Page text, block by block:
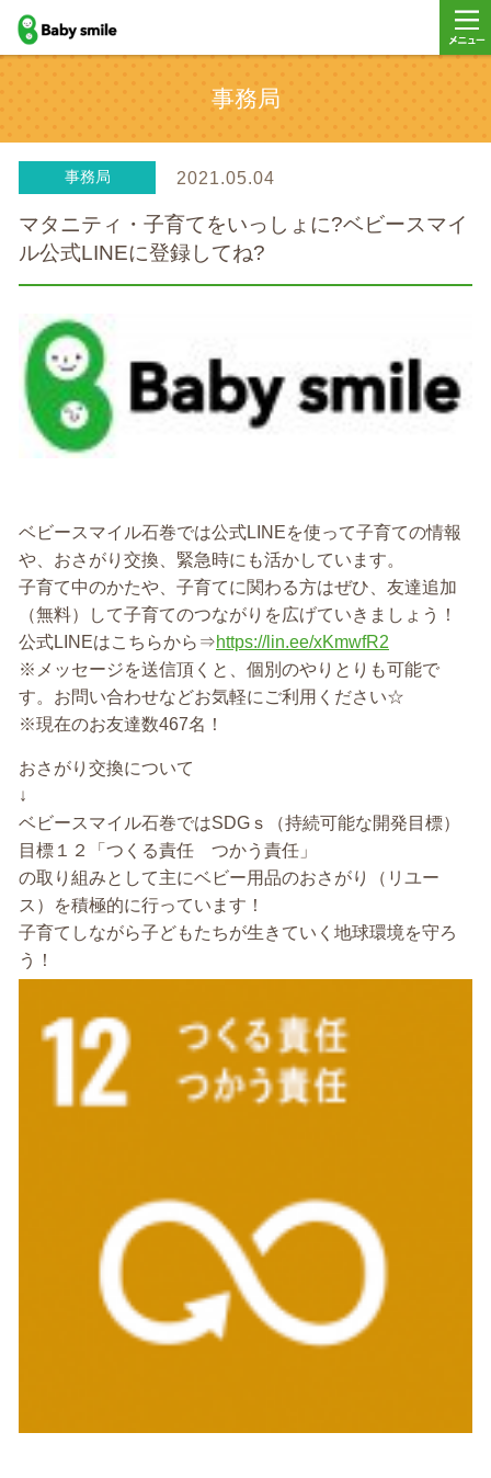
baby smile
事務局
事務局 2021.05.04
マタニティ・子育てをいっしょに?ベビースマイ
ル公式LINEに登録してね?
ベビースマイル石巻では公式LINEを使って子育ての情報
や、おさがり交換、緊急時にも活かしています。
子育て中のかたや、子育てに関わる方はぜひ、友達追加
（無料）して子育てのつながりを広げていきましょう！
公式LINEはこちらから⇒https://lin.ee/xKmwfR2
※メッセージを送信頂くと、個別のやりとりも可能で
す。お問い合わせなどお気軽にご利用ください☆
※現在のお友達数467名！
おさがり交換について
↓
ベビースマイル石巻ではSDGｓ（持続可能な開発目標）
目標１２「つくる責任 つかう責任」
の取り組みとして主にベビー用品のおさがり（リユー
ス）を積極的に行っています！
子育てしながら子どもたちが生きていく地球環境を守ろ
う！